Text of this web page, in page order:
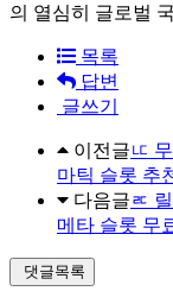
의 열심히 글로벌
목록
답변
글쓰기
이전글ㅦ
마틱 슬롯 추
다음글ㅪ
메타 슬롯 무
댓글목록